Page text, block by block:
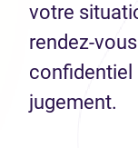
votre
rendez-
confidentiel
jugement.